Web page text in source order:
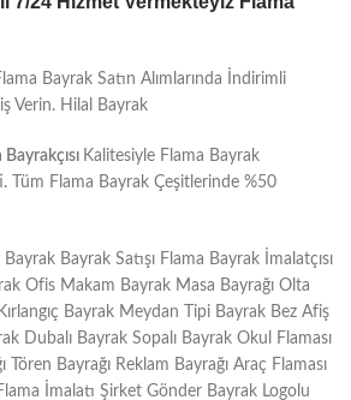
Bayrak Satın Alımlarında İndirimli
Verin. Hilal Bayrak
Kalitesiyle Flama Bayrak
Tüm Flama Bayrak Çeşitlerinde %50
Bayrak Satışı Flama Bayrak İmalatçısı
Ofis Makam Bayrak Masa Bayrağı Olta
Bayrak Meydan Tipi Bayrak Bez Afiş
Dubalı Bayrak Sopalı Bayrak Okul Flaması
Tören Bayrağı Reklam Bayrağı Araç Flaması
Flama İmalatı Şirket Gönder Bayrak Logolu